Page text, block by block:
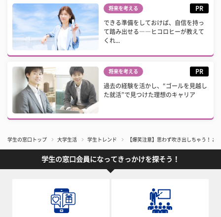
将来を考える PR
できる準備をしておけば、自信を持っ
て踏み出せる――ヒコロヒーが教えて
くれ...
将来を考える PR
過去の経験を活かし、“ゴールを見越し
た就活”で見つけた理想のキャリア
学生の窓口トップ 大学生活 学生トレンド 【爆笑注意】思わず吹き出しちゃう！ お
学生の窓口会員になってきっかけを探そう！